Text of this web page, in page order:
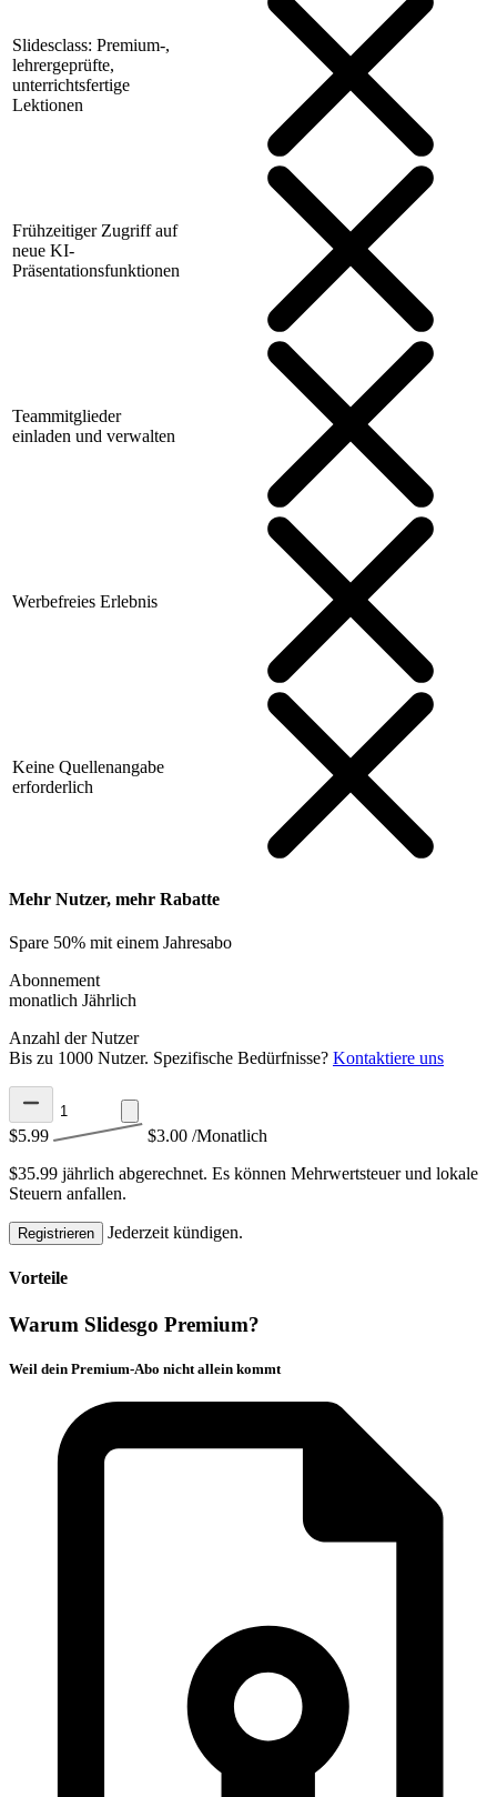
Slidesclass: Premium-,
lehrergeprüfte,
unterrichtsfertige
Lektionen
Frühzeitiger Zugriff auf
neue KI-
Präsentationsfunktionen
Teammitglieder
einladen und verwalten
Werbefreies Erlebnis
Keine Quellenangabe
erforderlich
Mehr Nutzer, mehr Rabatte
Spare 50% mit einem Jahresabo
Abonnement
monatlich Jährlich
Anzahl der Nutzer
Bis zu 1000 Nutzer. Spezifische Bedürfnisse? Kontaktiere uns
$5.99 $3.00 /Monatlich
$35.99 jährlich abgerechnet. Es können Mehrwertsteuer und lokale
Steuern anfallen.
Registrieren Jederzeit kündigen.
Vorteile
Warum Slidesgo Premium?
Weil dein Premium-Abo nicht allein kommt